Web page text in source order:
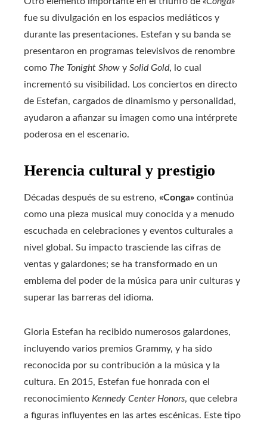
fue su divulgación en los espacios mediáticos y
durante las presentaciones. Estefan y su banda se
presentaron en programas televisivos de renombre
como The Tonight Show y Solid Gold, lo cual
incrementó su visibilidad. Los conciertos en directo
de Estefan, cargados de dinamismo y personalidad,
ayudaron a afianzar su imagen como una intérprete
poderosa en el escenario.
Herencia cultural y prestigio
Décadas después de su estreno, «Conga» continúa
como una pieza musical muy conocida y a menudo
escuchada en celebraciones y eventos culturales a
nivel global. Su impacto trasciende las cifras de
ventas y galardones; se ha transformado en un
emblema del poder de la música para unir culturas y
superar las barreras del idioma.
Gloria Estefan ha recibido numerosos galardones,
incluyendo varios premios Grammy, y ha sido
reconocida por su contribución a la música y la
cultura. En 2015, Estefan fue honrada con el
reconocimiento Kennedy Center Honors, que celebra
a figuras influyentes en las artes escénicas. Este tipo